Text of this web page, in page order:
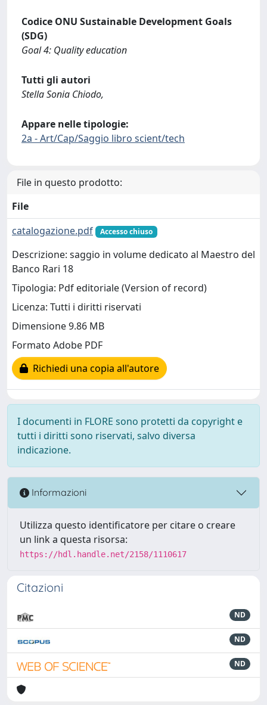
Codice ONU Sustainable Development Goals
(SDG)
Goal 4: Quality education
Tutti gli autori
Stella Sonia Chiodo,
Appare nelle tipologie:
2a - Art/Cap/Saggio libro scient/tech
File in questo prodotto:
File
catalogazione.pdf
Accesso chiuso
Descrizione: saggio in volume dedicato al Maestro del
Banco Rari 18
Tipologia: Pdf editoriale (Version of record)
Licenza: Tutti i diritti riservati
Dimensione 9.86 MB
Formato Adobe PDF
Richiedi una copia all'autore
I documenti in FLORE sono protetti da copyright e
tutti i diritti sono riservati, salvo diversa
indicazione.
Informazioni
Utilizza questo identificatore per citare o creare
un link a questa risorsa:
https://hdl.handle.net/2158/1110617
Citazioni
ND
ND
ND